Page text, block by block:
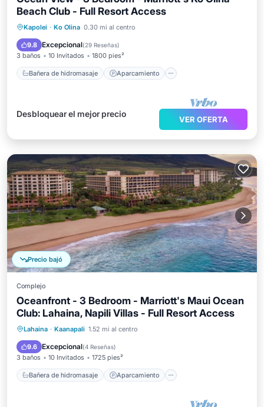
Beach Club - Full Resort Access
Kapolei · Ko Olina 0.30 mi al centro
9.8 Excepcional(29 Reseñas)
3 baños 10 Invitados 1800 pies²
Bañera de hidromasaje Aparcamiento
Bañera de hidromasaje
Piscina
Spa
Desbloquear el mejor precio
VER OFERTA
Precio bajó
Complejo
Oceanfront - 3 Bedroom - Marriott's Maui Ocean
Club: Lahaina, Napili Villas - Full Resort Access
Lahaina · Kaanapali 1.52 mi al centro
9.6 Excepcional(4 Reseñas)
3 baños 10 Invitados 1725 pies²
Bañera de hidromasaje Aparcamiento
Bañera de hidromasaje
Piscina
Balcón/Terraza